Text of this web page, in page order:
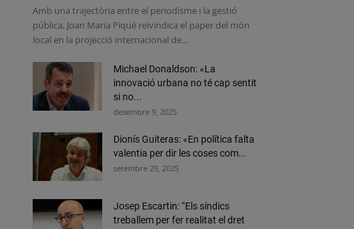
Amb una trajectòria entre el periodisme i la gestió
pública, Joan Maria Piqué reivindica el paper del món
local en la projecció internacional de...
Michael Donaldson: «La
innovació urbana no té cap sentit
si no...
desembre 9, 2025
Dionís Guiteras: «En política falta
valentia per dir les coses com...
setembre 29, 2025
Josep Escartin: “Els síndics
treballem per fer realitat el dret